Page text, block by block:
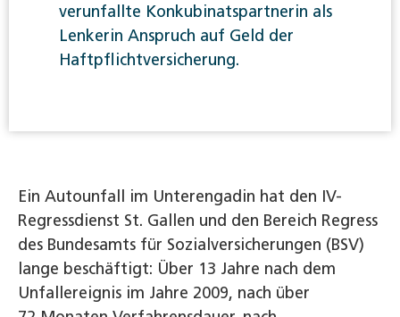
verunfallte Konkubinatspartnerin als
Lenkerin Anspruch auf Geld der
Haftpflichtversicherung.
Ein Autounfall im Unterengadin hat den IV-
Regressdienst St. Gallen und den Bereich Regress
des Bundesamts für Sozialversicherungen (BSV)
lange beschäftigt: Über 13 Jahre nach dem
Unfallereignis im Jahre 2009, nach über